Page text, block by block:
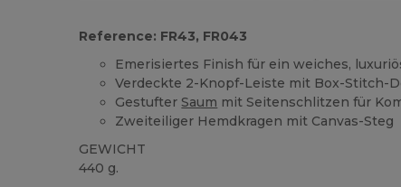
Reference: FR43, FR043
Emerisiertes Finish für ein weiches,
Verdeckte 2-Knopf-Leiste mit Box-Stitch-
GestufterSaum mit Seitenschlitzen für
Zweiteiliger Hemdkragen mit Canvas-Steg
GEWICHT
440 g.